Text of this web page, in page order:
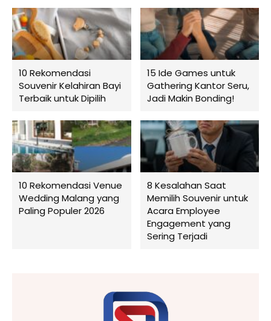
10 Rekomendasi
Souvenir Kelahiran Bayi
Terbaik untuk Dipilih
15 Ide Games untuk
Gathering Kantor Seru,
Jadi Makin Bonding!
10 Rekomendasi Venue
Wedding Malang yang
Paling Populer 2026
8 Kesalahan Saat
Memilih Souvenir untuk
Acara Employee
Engagement yang
Sering Terjadi